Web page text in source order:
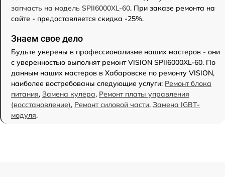
запчасть на модель SPII6000XL-60. При заказе ремонта на
сайте - предоставляется скидка -25%.
Знаем свое дело
Будьте уверены в профессионализме наших мастеров - они
с уверенностью выполнят ремонт VISION SPII6000XL-60. По
данным наших мастеров в Хабаровске по ремонту VISION,
наиболее востребованы следующие услуги: Ремонт блока
питания, Замена кулера, Ремонт платы управления
(восстановление), Ремонт силовой части, Замена IGBT-
модуля,